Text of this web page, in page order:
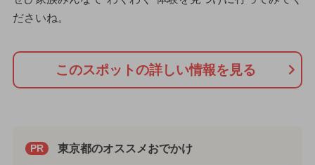
ださいね。
このスポットの詳しい情報を見る
PR 東京都のオススメおでかけ